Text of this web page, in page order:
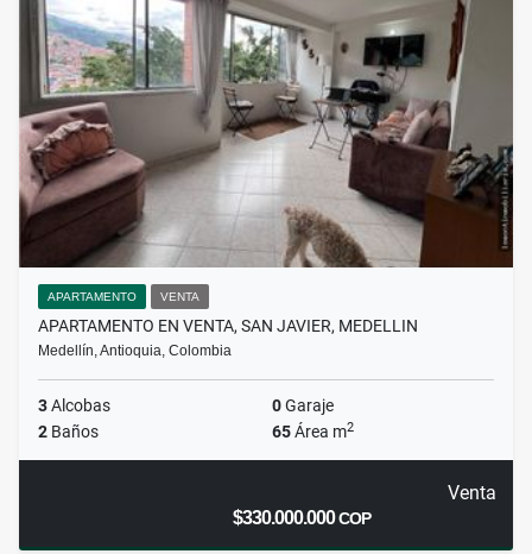
APARTAMENTO VENTA
APARTAMENTO EN VENTA, SAN JAVIER, MEDELLIN
Medellín, Antioquia, Colombia
3Alcobas 0Garaje
2 Baños 65Área m2
Venta
$330.000.000COP